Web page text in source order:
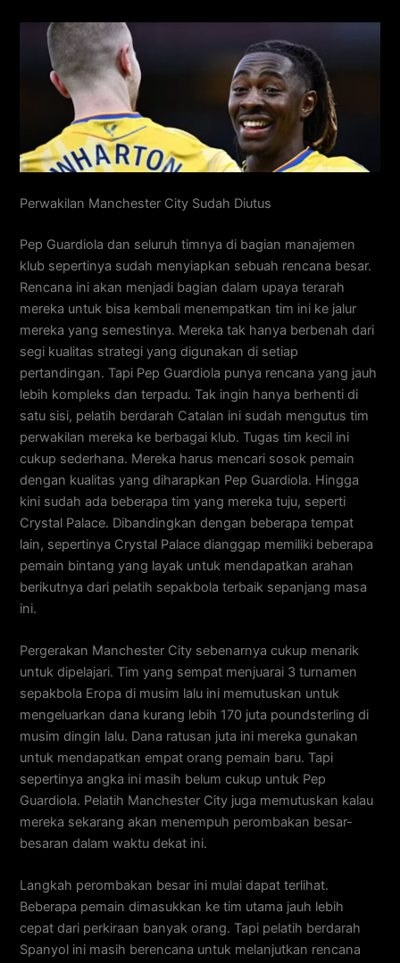
Perwakilan Manchester City Sudah Diutus
Pep Guardiola dan seluruh timnya di bagian manajemen
klub sepertinya sudah menyiapkan sebuah rencana besar.
Rencana ini akan menjadi bagian dalam upaya terarah
mereka untuk bisa kembali menempatkan tim ini ke jalur
mereka yang semestinya. Mereka tak hanya berbenah dari
segi kualitas strategi yang digunakan di setiap
pertandingan. Tapi Pep Guardiola punya rencana yang jauh
lebih kompleks dan terpadu. Tak ingin hanya berhenti di
satu sisi, pelatih berdarah Catalan ini sudah mengutus tim
perwakilan mereka ke berbagai klub. Tugas tim kecil ini
cukup sederhana. Mereka harus mencari sosok pemain
dengan kualitas yang diharapkan Pep Guardiola. Hingga
kini sudah ada beberapa tim yang mereka tuju, seperti
Crystal Palace. Dibandingkan dengan beberapa tempat
lain, sepertinya Crystal Palace dianggap memiliki beberapa
pemain bintang yang layak untuk mendapatkan arahan
berikutnya dari pelatih sepakbola terbaik sepanjang masa
ini.
Pergerakan Manchester City sebenarnya cukup menarik
untuk dipelajari. Tim yang sempat menjuarai 3 turnamen
sepakbola Eropa di musim lalu ini memutuskan untuk
mengeluarkan dana kurang lebih 170 juta poundsterling di
musim dingin lalu. Dana ratusan juta ini mereka gunakan
untuk mendapatkan empat orang pemain baru. Tapi
sepertinya angka ini masih belum cukup untuk Pep
Guardiola. Pelatih Manchester City juga memutuskan kalau
mereka sekarang akan menempuh perombakan besar-
besaran dalam waktu dekat ini.
Langkah perombakan besar ini mulai dapat terlihat.
Beberapa pemain dimasukkan ke tim utama jauh lebih
cepat dari perkiraan banyak orang. Tapi pelatih berdarah
Spanyol ini masih berencana untuk melanjutkan rencana